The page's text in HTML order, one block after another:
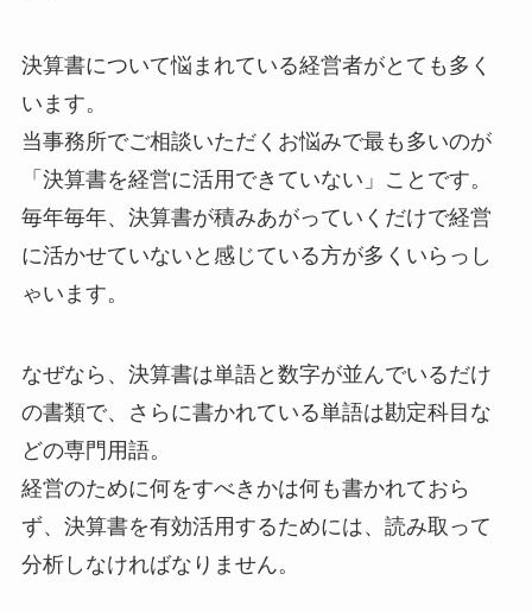
決算書について悩まれている経営者がとても多く
います。
当事務所でご相談いただくお悩みで最も多いのが
「決算書を経営に活用できていない」ことです。
毎年毎年、決算書が積みあがっていくだけで経営
に活かせていないと感じている方が多くいらっし
ゃいます。
なぜなら、決算書は単語と数字が並んでいるだけ
の書類で、さらに書かれている単語は勘定科目な
どの専門用語。
経営のために何をすべきかは何も書かれておら
ず、決算書を有効活用するためには、読み取って
分析しなければなりません。